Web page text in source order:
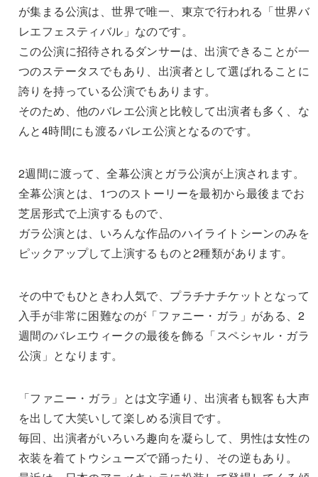
が集まる公演は、世界で唯一、東京で行われる「世界バ
レエフェスティバル」なのです。
この公演に招待されるダンサーは、出演できることが一
つのステータスでもあり、出演者として選ばれることに
誇りを持っている公演でもあります。
そのため、他のバレエ公演と比較して出演者も多く、な
んと4時間にも渡るバレエ公演となるのです。
2週間に渡って、全幕公演とガラ公演が上演されます。
全幕公演とは、1つのストーリーを最初から最後までお
芝居形式で上演するもので、
ガラ公演とは、いろんな作品のハイライトシーンのみを
ピックアップして上演するものと2種類があります。
その中でもひときわ人気で、プラチナチケットとなって
入手が非常に困難なのが「ファニー・ガラ」がある、2
週間のバレエウィークの最後を飾る「スペシャル・ガラ
公演」となります。
「ファニー・ガラ」とは文字通り、出演者も観客も大声
を出して大笑いして楽しめる演目です。
毎回、出演者がいろいろ趣向を凝らして、男性は女性の
衣装を着てトウシューズで踊ったり、その逆もあり。